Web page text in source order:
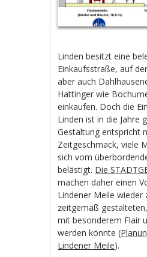
Linden besitzt eine
Einkaufsstraße, auf
aber auch
Hattinger wie
einkaufen. Doch die
Linden ist in die Jahre
Gestaltung entspricht
Zeitgeschmack, viele
sich vom
belästigt. Die
machen daher einen
Lindener Meile wieder
zeitgemäß
mit besonderem Flair
werden könnte (
Lindener Meile).